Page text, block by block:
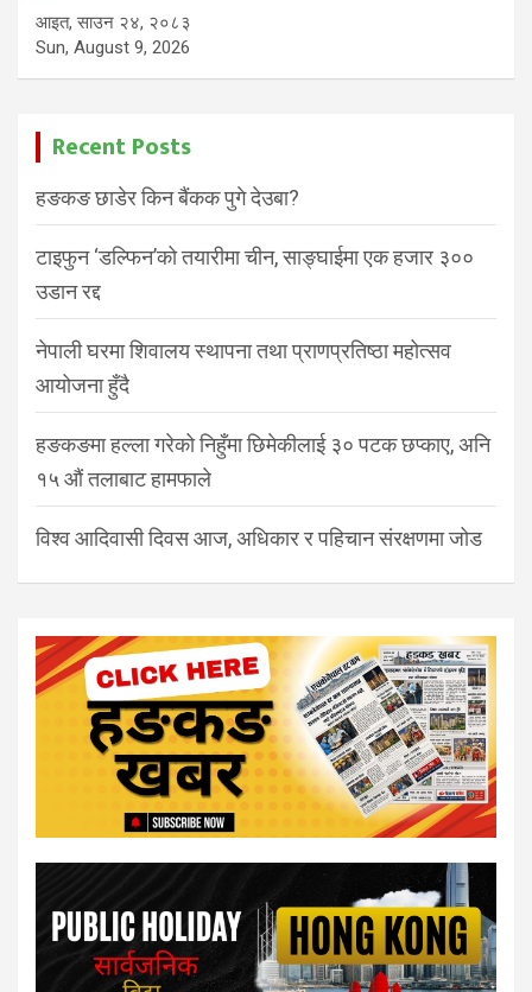
आइत, साउन २४, २०८३
Sun, August 9, 2026
Recent Posts
हङकङ छाडेर किन बैंकक पुगे देउबा?
टाइफुन ‘डल्फिन’को तयारीमा चीन, साङ्घाईमा एक हजार ३००
उडान रद्द
नेपाली घरमा शिवालय स्थापना तथा प्राणप्रतिष्ठा महोत्सव
आयोजना हुँदै
हङकङमा हल्ला गरेको निहुँमा छिमेकीलाई ३० पटक छप्काए, अनि
१५ औं तलाबाट हामफाले
विश्व आदिवासी दिवस आज, अधिकार र पहिचान संरक्षणमा जोड